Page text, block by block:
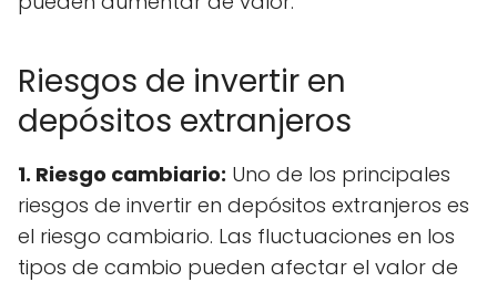
Riesgos de invertir en
depósitos extranjeros
1. Riesgo cambiario: Uno de los principales
riesgos de invertir en depósitos extranjeros es
el riesgo cambiario. Las fluctuaciones en los
tipos de cambio pueden afectar el valor de